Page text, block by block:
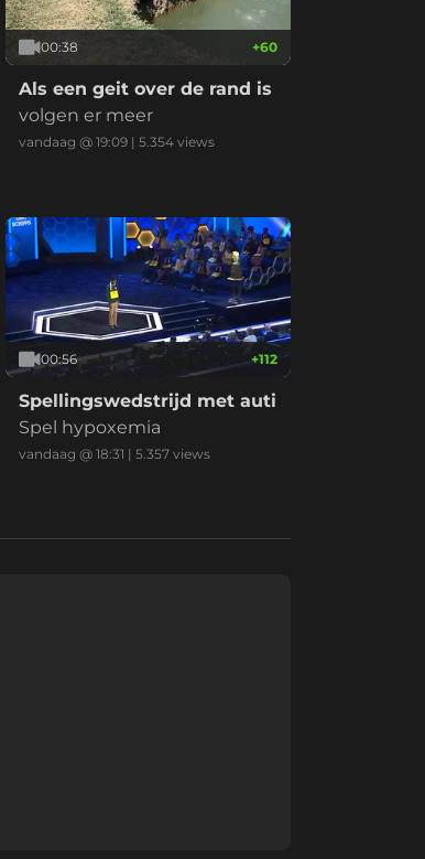
00:38 +60
Als een geit over de rand is
volgen er meer
vandaag @ 19:09 |5.354 views
00:56 +112
Spellingswedstrijd met auti
Spel hypoxemia
vandaag @ 18:31 |5.357 views